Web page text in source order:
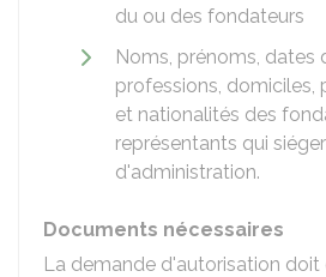
du ou des fondateurs
Noms, prénoms, dates
professions, domiciles,
et nationalités des
représentants qui
d'administration.
Documents nécessaires
La demande d'autorisation